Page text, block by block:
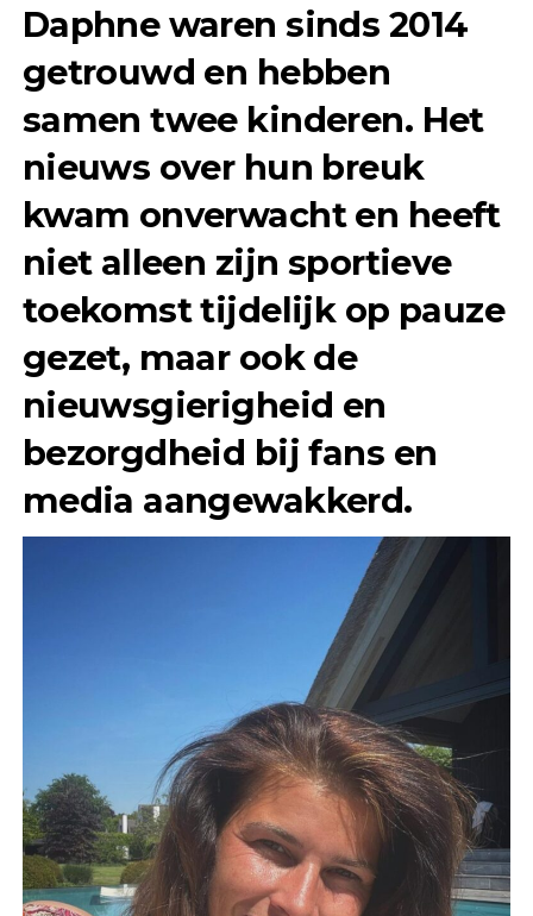
Daphne waren sinds 2014
getrouwd en hebben
samen twee kinderen. Het
nieuws over hun breuk
kwam onverwacht en heeft
niet alleen zijn sportieve
toekomst tijdelijk op pauze
gezet, maar ook de
nieuwsgierigheid en
bezorgdheid bij fans en
media aangewakkerd.